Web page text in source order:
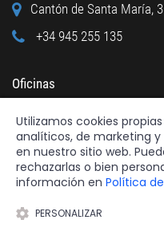
Cantón de Santa María,
+34 945 255 135
Oficinas
Calle Cuchillería, 95 -
+34 945 122 160
Utilizamos cookies
analíticos, de marketing
en nuestro sitio web.
rechazarlas o bien
información en Política
PERSONALIZAR